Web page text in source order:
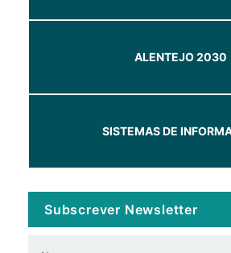
ALENTEJO 2030
SISTEMAS DE
Subscrever Newsletter